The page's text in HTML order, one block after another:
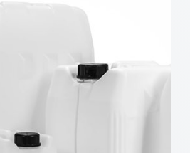
ARABIA